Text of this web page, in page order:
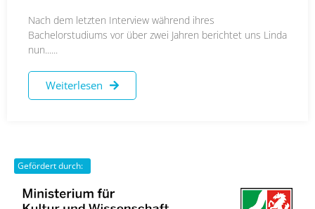
Nach dem letzten Interview während ihres
Bachelorstudiums vor über zwei Jahren berichtet uns Linda
nun......
Weiterlesen
Gefördert durch: